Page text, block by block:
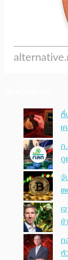
ตื่
เ
ก
ดู
จั
แ
เ
ข้
ถ
ตั